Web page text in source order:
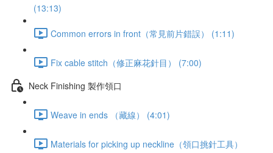
(13:13)
Common errors in front（常見前片錯誤） (1:11)
Fix cable stitch（修正麻花針目） (7:00)
Neck Finishing 製作領口
Weave in ends （藏線） (4:01)
Materials for picking up neckline（領口挑針工具）